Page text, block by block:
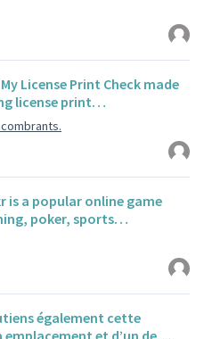
License Print Check made
license print…
is a popular online game
poker, sports…
également cette
emplacement et d’un de…